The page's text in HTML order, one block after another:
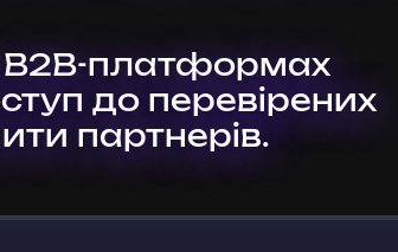
B2B-платформах
до перевірених
партнерів.